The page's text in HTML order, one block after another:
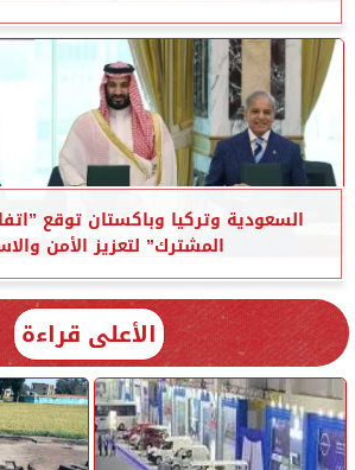
السعودية وتركيا وباكستان توقع
المشترك” لتعزيز الأمن
الأعلى قراءة